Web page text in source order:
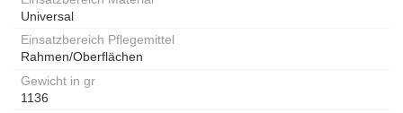
Universal
Einsatzbereich Pflegemittel
Rahmen/Oberflächen
Gewicht in gr
1136